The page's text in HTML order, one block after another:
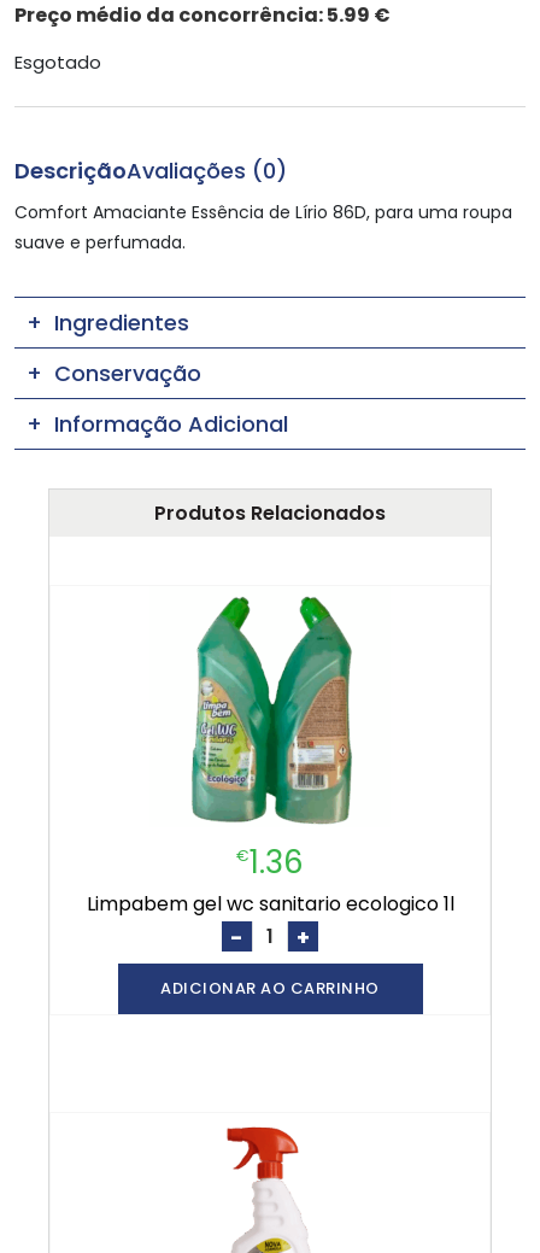
Preço médio da concorrência:5.99 €
Esgotado
DescriçãoAvaliações (0)
Comfort Amaciante Essência de Lírio 86D, para uma roupa
suave e perfumada.
Ingredientes
Conservação
Informação Adicional
Produtos Relacionados
€1.36
limpabem gel wc sanitario ecologico 1l
- +
ADICIONAR AO CARRINHO